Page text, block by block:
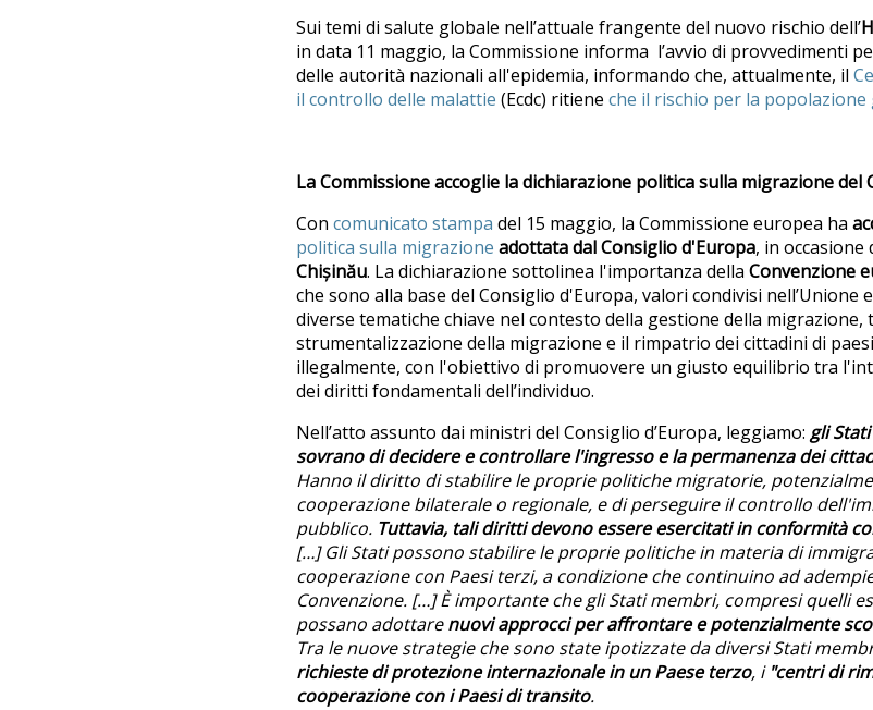
Sui temi di salute globale nell’attuale frangente del nuovo rischio dell’
in data 11 maggio, la Commissione informa l’avvio di provvedimenti
delle autorità nazionali all'epidemia, informando che, attualmente, il
il controllo delle malattie (Ecdc) ritiene che il rischio per la
La Commissione accoglie la dichiarazione politica sulla migrazione del
Con comunicato stampa del 15 maggio, la Commissione europea ha
politica sulla migrazione adottata dal Consiglio d'Europa, in occasione
Chișinău. La dichiarazione sottolinea l'importanza della Convenzione
che sono alla base del Consiglio d'Europa, valori condivisi
diverse tematiche chiave nel contesto della gestione della migrazione,
strumentalizzazione della migrazione e il rimpatrio dei cittadini di
illegalmente, con l'obiettivo di promuovere un giusto equilibrio tra
dei diritti fondamentali dell’individuo.
Nell’atto assunto dai ministri del Consiglio d’Europa, leggiamo: gli
sovrano di decidere e controllare l'ingresso e la permanenza dei
Hanno il diritto di stabilire le proprie politiche migratorie,
cooperazione bilaterale o regionale, e di perseguire il controllo
pubblico. Tuttavia, tali diritti devono essere esercitati in conformità
[…] Gli Stati possono stabilire le proprie politiche in materia di
cooperazione con Paesi terzi, a condizione che continuino ad
Convenzione. […] È importante che gli Stati membri, compresi quelli
possano adottarenuovi approcci per affrontare e potenzialmente
Tra le nuove strategie che sono state ipotizzate da diversi Stati
richieste di protezione internazionale in un Paese terzo, i "centri di
cooperazione con i Paesi di transito.